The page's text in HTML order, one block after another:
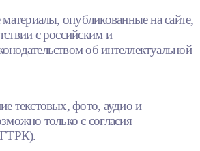
опубликованные на сайте,
с российским и
об интеллектуальной
текстовых, фото, аудио и
только с согласия